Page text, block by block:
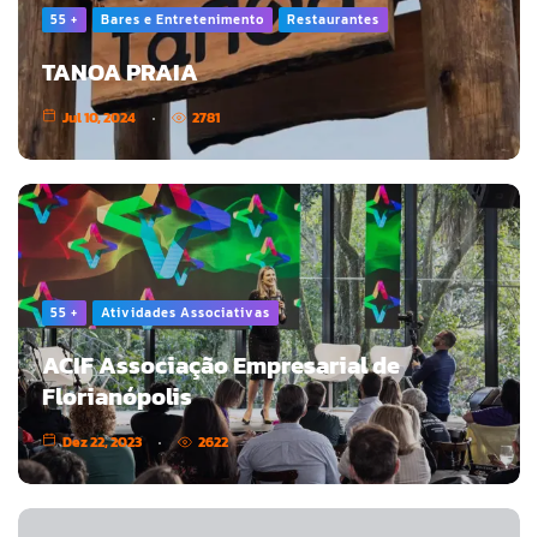
55 + Bares e Entretenimento Restaurantes
TANOA PRAIA
Jul 10, 2024 2781
55 + Atividades Associativas
ACIF Associação Empresarial de
Florianópolis
Dez 22, 2023 2622